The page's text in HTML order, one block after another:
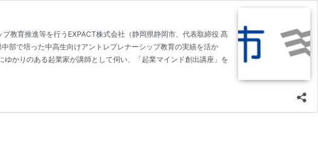
教育推進等を行うEXPACT株式会社（静岡県静岡市、代表取締役 髙
部で培った中高生向けアントレプレナーシップ教育の実績を活か
かりのある起業家が講師として伺い、「起業マインド創出講座」を